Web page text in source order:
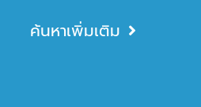
ค้นหาเพิ่มเติม